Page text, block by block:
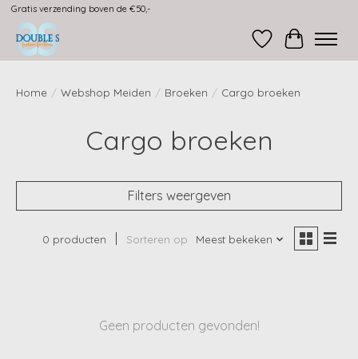
Gratis verzending boven de €50,-
Verlanglijst
Home / Webshop Meiden / Broeken / Cargo broeken
Cargo broeken
Filters weergeven
0 producten Sorteren op Meest bekeken
Geen producten gevonden!